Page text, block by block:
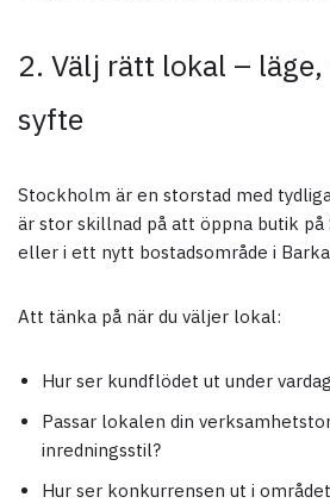
2. Välj rätt lokal –
syfte
Stockholm är en storstad med
är stor skillnad på att öppna butik på
eller i ett nytt bostadsområde i
Att tänka på när du väljer lokal:
Hur ser kundflödet ut under
Passar lokalen din
inredningsstil?
Hur ser konkurrensen ut i